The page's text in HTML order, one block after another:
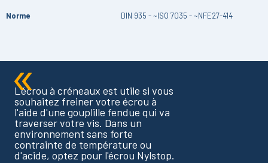
Norme DIN 935 - ~ISO 7035 - ~NFE27-414
L'écrou à créneaux est utile si vous
souhaitez freiner votre écrou à
l'aide d'une gouplille fendue qui va
traverser votre vis. Dans un
environnement sans forte
contrainte de température ou
d'acide, optez pour l'écrou Nylstop.